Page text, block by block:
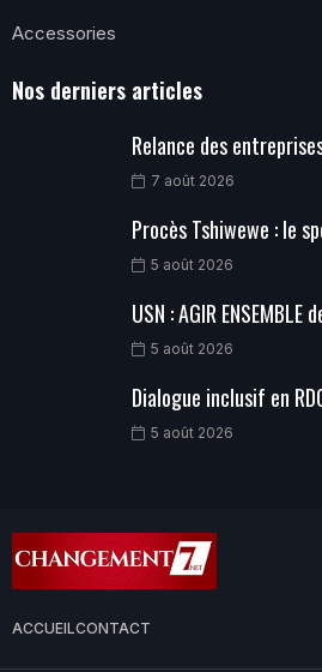
Accessories
Nos derniers articles
Relance des
7 août 2026
Procès Tshiwewe : le
5 août 2026
USN : AGIR ENSEMBLE
5 août 2026
Dialogue inclusif en
5 août 2026
ACCUEILCONTACT